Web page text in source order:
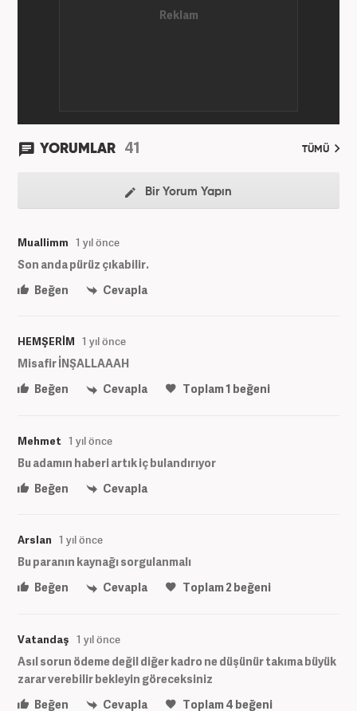
YORUMLAR 41 TÜMÜ
Bir Yorum Yapın
Muallimm 1 yıl önce
Son anda pürüz çıkabilir.
Beğen
Cevapla
HEMŞERİM 1 yıl önce
Misafir İNŞALLAAAH
Beğen
Cevapla Toplam1 beğeni
Mehmet 1 yıl önce
Bu adamın haberi artık iç bulandırıyor
Beğen
Cevapla
Arslan 1 yıl önce
Bu paranın kaynağı sorgulanmalı
Beğen
Cevapla Toplam2beğeni
Vatandaş 1 yıl önce
Asıl sorun ödeme değil diğer kadro ne düşünür takıma büyük
zarar verebilir bekleyin göreceksiniz
Beğen
Cevapla Toplam4 beğeni